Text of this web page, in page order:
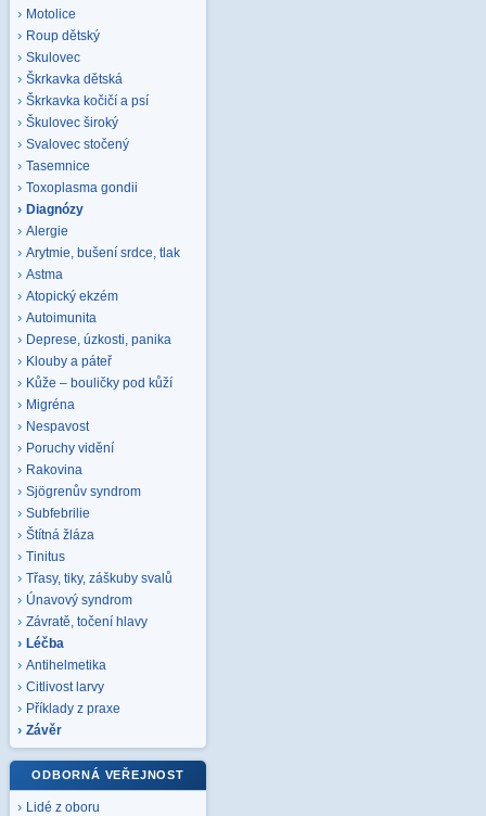
Motolice
Roup dětský
Skulovec
Škrkavka dětská
Škrkavka kočičí a psí
Škulovec široký
Svalovec stočený
Tasemnice
Toxoplasma gondii
Diagnózy
Alergie
Arytmie, bušení srdce, tlak
Astma
Atopický ekzém
Autoimunita
Deprese, úzkosti, panika
Klouby a páteř
Kůže – bouličky pod kůží
Migréna
Nespavost
Poruchy vidění
Rakovina
Sjögrenův syndrom
Subfebrilie
Štítná žláza
Tinitus
Třasy, tiky, záškuby svalů
Únavový syndrom
Závratě, točení hlavy
Léčba
Antihelmetika
Citlivost larvy
Příklady z praxe
Závěr
ODBORNÁ VEŘEJNOST
Lidé z oboru